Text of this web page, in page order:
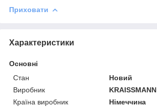
Приховати
Характеристики
Основні
Стан
Новий
Виробник
KRAISSMANN
Країна виробник
Німеччина